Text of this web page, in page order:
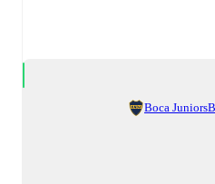
Boca Juniors